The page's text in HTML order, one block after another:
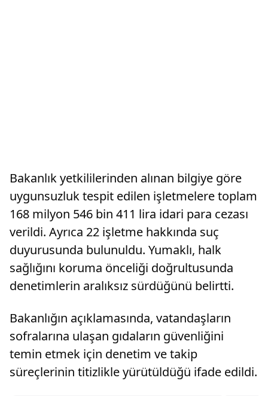
Bakanlık yetkililerinden alınan bilgiye göre
uygunsuzluk tespit edilen işletmelere toplam
168 milyon 546 bin 411 lira idari para cezası
verildi. Ayrıca 22 işletme hakkında suç
duyurusunda bulunuldu. Yumaklı, halk
sağlığını koruma önceliği doğrultusunda
denetimlerin aralıksız sürdüğünü belirtti.
Bakanlığın açıklamasında, vatandaşların
sofralarına ulaşan gıdaların güvenliğini
temin etmek için denetim ve takip
süreçlerinin titizlikle yürütüldüğü ifade edildi.